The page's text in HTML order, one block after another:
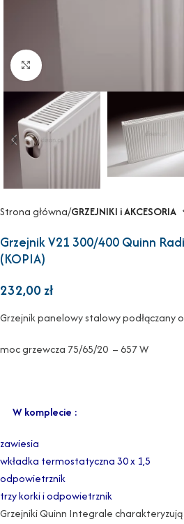
Powiększ
Strona główna GRZEJNIKI i AKCESORIA
Grzejnik V21 300/400 Quinn
(KOPIA)
232,00zł
Grzejnik panelowy stalowy podłączany
moc grzewcza 75/65/20 – 657 W
W komplecie :
zawiesia
wkładka termostatyczna 30 x 1,5
odpowietrznik
trzy korki i odpowietrznik
Grzejniki Quinn Integrale